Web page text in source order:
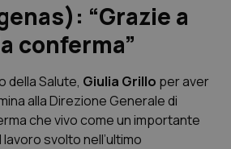
“Grazie a
conferma”
della Salute, Giulia Grillo per aver
alla Direzione Generale di
che vivo come un importante
svolto nell’ultimo